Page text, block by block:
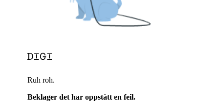
Ruh roh.
Beklager det har oppstått en feil.